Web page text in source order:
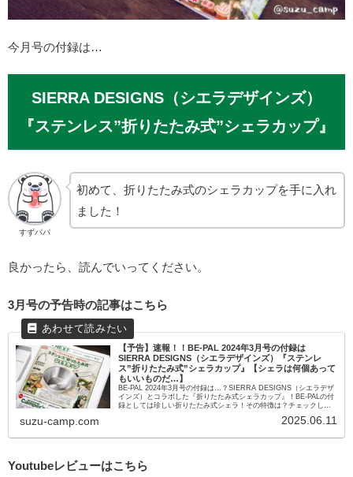
今月号の付録は…
SIERRA DESIGNS（シエラデザインズ）
『ステンレス”折りたたみ式”シェラカップ』
すずパパ
初めて、折りたたみ式のシェラカップを手に入れ
ました！
良かったら、読んでいってください。
3月号の予告時の記事はこちら
【予告】速報！！BE-PAL 2024年3月号の付録は
SIERRA DESIGNS（シエラデザインズ）『ステンレ
ス”折りたたみ式”シェラカップ』【シェラは何個あって
もいいものだ…】
BE-PAL 2024年3月号の付録は…？SIERRA DESIGNS（シエラデザ
インズ）とコラボした『折りたたみ式シェラカップ』！BE-PALの付
録としては珍しい折りたたみ式シェラ！その特徴は？チェックして
suzu-camp.com 2025.06.11
Youtubeレビューはこちら